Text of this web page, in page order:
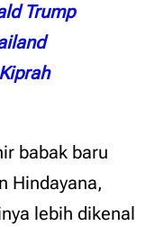
Trump
babak baru
Hindayana,
lebih dikenal